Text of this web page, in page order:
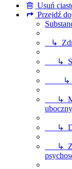
Usuń
Przejdź do
↳
↳
↳
↳
↳
↳